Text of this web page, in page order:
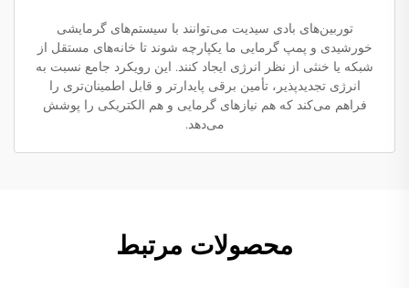
توربین‌های بادی سیدیت می‌توانند با سیستم‌های گرمایشی
خورشیدی و پمپ گرمایی ما یکپارچه شوند تا خانه‌های مستقل از
شبکه یا خنثی از نظر انرژی ایجاد کنند. این رویکرد جامع نسبت به
انرژی تجدیدپذیر، تأمین برقی پایدارتر و قابل اطمینان‌تری را
فراهم می‌کند که هم نیازهای گرمایی و هم الکتریکی را پوشش
می‌دهد.
محصولات مرتبط